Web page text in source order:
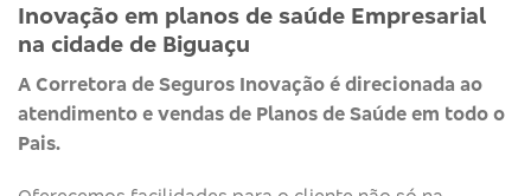
Inovação em planos de saúde Empresarial
na cidade de Biguaçu
A Corretora de Seguros Inovação é direcionada ao
atendimento e vendas de Planos de Saúde em todo o
Pais.